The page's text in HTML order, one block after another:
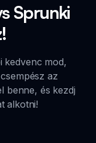
Sprunki
kedvenc mod,
az
benne, és kezdj
alkotni!